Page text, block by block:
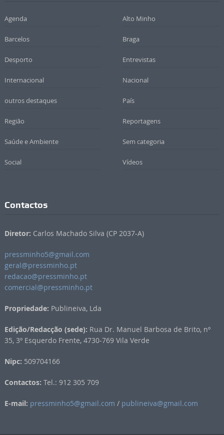
Agenda Alto Minho
Barcelos Braga
Desporto Entrevistas
Internacional Nacional
outros destaques País
Região Reportagens
Saúde e Ambiente Sem categoria
Social Vídeos
Contactos
Diretor: Carlos Machado Silva (CP 2037-A)
pressminho5@gmail.com
geral@pressminho.pt
redacao@pressminho.pt
comercial@pressminho.pt
Propriedade: Publineiva, Lda
Edição/Redacção (sede): Rua Dr. Manuel Barbosa de Brito, nº
35, 3º Esquerdo Frente, 4730-769 Vila Verde
Nipc: 509704166
Contactos: Tel.: 912 305 709
E-mail: pressminho5@gmail.com / publineiva@gmail.com